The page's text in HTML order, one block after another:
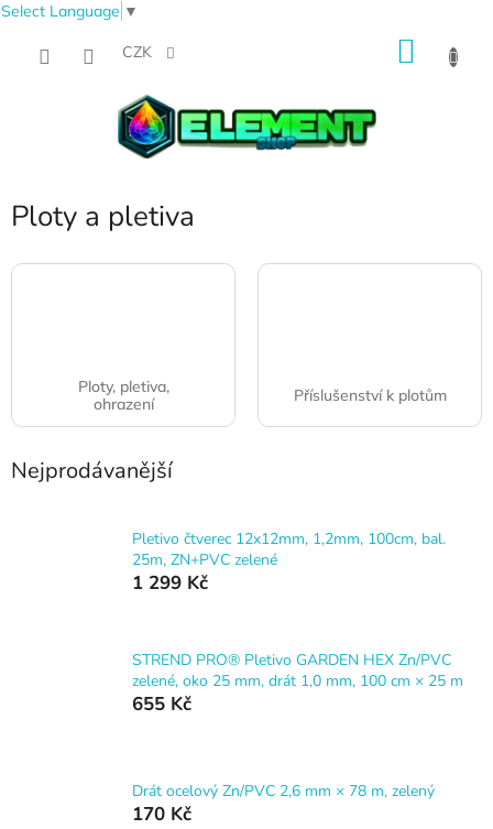
Select Language ▼
CZK
Ploty a pletiva
Ploty, pletiva,
ohrazení
Příslušenství k plotům
Nejprodávanější
Pletivo čtverec 12x12mm, 1,2mm, 100cm, bal.
25m, ZN+PVC zelené
1 299 Kč
STREND PRO® Pletivo GARDEN HEX Zn/PVC
zelené, oko 25 mm, drát 1,0 mm, 100 cm × 25 m
655 Kč
Drát ocelový Zn/PVC 2,6 mm × 78 m, zelený
170 Kč